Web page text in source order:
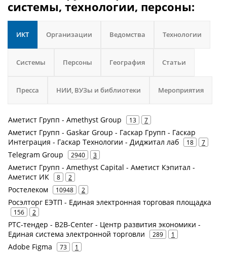
системы, технологии, персоны:
ИКТ Организации Ведомства Технологии
Системы Персоны География Статьи
Пресса НИИ, ВУЗы и библиотеки Мероприятия
Аметист Групп - Amethyst Group 13 7
Аметист Групп - Gaskar Group - Гаскар Групп - Гаскар
Интеграция - Гаскар Технологии - Диджитал лаб
18 7
Telegram Group 2940 3
Аметист Групп - Amethyst Capital - Аметист Кэпитал -
Аметист ИК
8 2
Ростелеком 10948 2
Росэлторг ЕЭТП - Единая электронная торговая площадка
156 2
РТС-тендер - B2B-Center - Центр развития экономики -
Единая система электронной торговли
289 1
Adobe Figma 73 1